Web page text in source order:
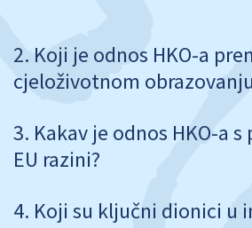
Koji je odnos HKO-a
cjeloživotnom
Kakav je odnos HKO-a
EU razini?
Koji su ključni dionici u